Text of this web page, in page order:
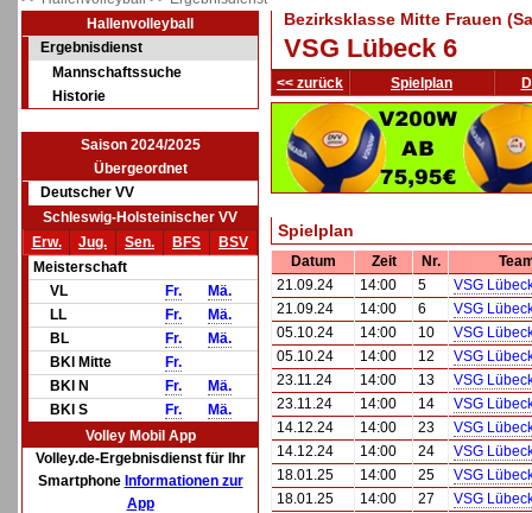
Hallenvolleyball
Ergebnisdienst
Mannschaftssuche
Historie
Saison 2024/2025
Übergeordnet
Deutscher VV
Schleswig-Holsteinischer VV
Erw.
Jug. Sen. BFS
BSV
Meisterschaft
VL
Fr.
Mä.
LL
Fr.
Mä.
BL
Fr.
Mä.
BKl Mitte
Fr.
BKl N
Fr.
Mä.
BKl S
Fr.
Mä.
Volley Mobil App
Volley.de-Ergebnisdienst für Ihr
Smartphone Informationen zur
App
Bezirksklasse Mitte Frauen
VSG Lübeck 6
<< zurück Spielplan
Spielplan
Datum Zeit Nr.
21.09.24
14:00 5
VSG
21.09.24
14:00 6
VSG
05.10.24
14:00 10
VSG
05.10.24
14:00 12
VSG
23.11.24
14:00 13
VSG
23.11.24
14:00 14
VSG
14.12.24
14:00 23
VSG
14.12.24
14:00 24
VSG
18.01.25
14:00 25
VSG
18.01.25
14:00 27
VSG